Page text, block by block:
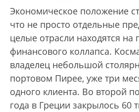
Экономическое положение
что не просто отдельные
целые отрасли находятся на
финансового коллапса.
владелец небольшой
портовом Пирее, уже три
одного клиента. Во второй
года в Греции закрылось 60